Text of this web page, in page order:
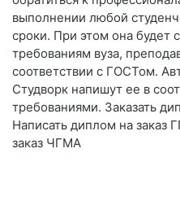
выполнении любой
сроки. При этом она будет
требованиям вуза,
соответствии с ГОСТом.
Студворк напишут ее в
требованиями. Заказать
Написать диплом на заказ
заказ ЧГМА